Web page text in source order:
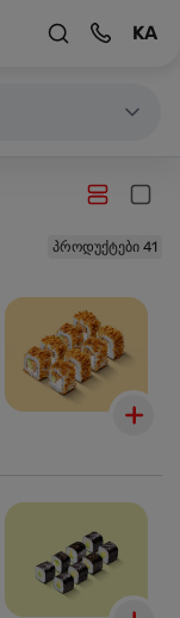
KA
პროდუქტები 41